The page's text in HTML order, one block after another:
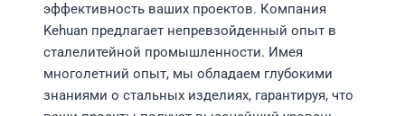
эффективность ваших проектов. Компания
Kehuan предлагает непревзойденный опыт в
сталелитейной промышленности. Имея
многолетний опыт, мы обладаем глубокими
знаниями о стальных изделиях, гарантируя, что